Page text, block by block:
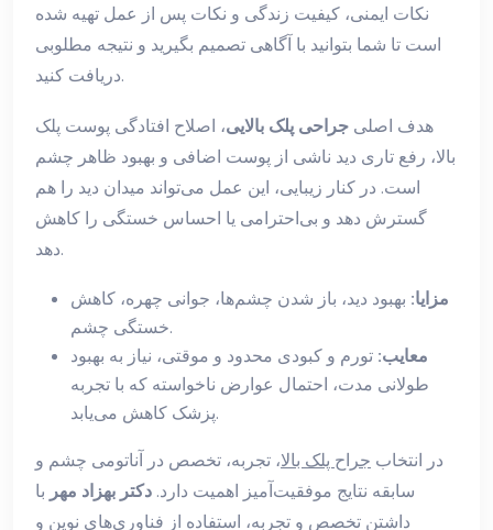
نکات ایمنی، کیفیت زندگی و نکات پس از عمل تهیه شده
است تا شما بتوانید با آگاهی تصمیم بگیرید و نتیجه مطلوبی
دریافت کنید.
هدف اصلی جراحی پلک بالایی، اصلاح افتادگی پوست پلک
بالا، رفع تاری دید ناشی از پوست اضافی و بهبود ظاهر چشم
است. در کنار زیبایی، این عمل می‌تواند میدان دید را هم
گسترش دهد و بی‌احترامی یا احساس خستگی را کاهش
دهد.
مزایا: بهبود دید، باز شدن چشم‌ها، جوانی چهره، کاهش
خستگی چشم.
معایب: تورم و کبودی محدود و موقتی، نیاز به بهبود
طولانی مدت، احتمال عوارض ناخواسته که با تجربه
پزشک کاهش می‌یابد.
در انتخاب جراح پلک بالا، تجربه، تخصص در آناتومی چشم و
سابقه نتایج موفقیت‌آمیز اهمیت دارد. دکتر بهزاد مهر با
داشتن تخصص و تجربه، استفاده از فناوری‌های نوین و